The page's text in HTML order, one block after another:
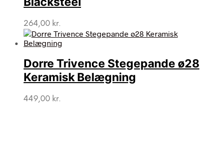
264,00 kr.
Dorre Trivence Stegepande ø28
Keramisk Belægning
449,00 kr.